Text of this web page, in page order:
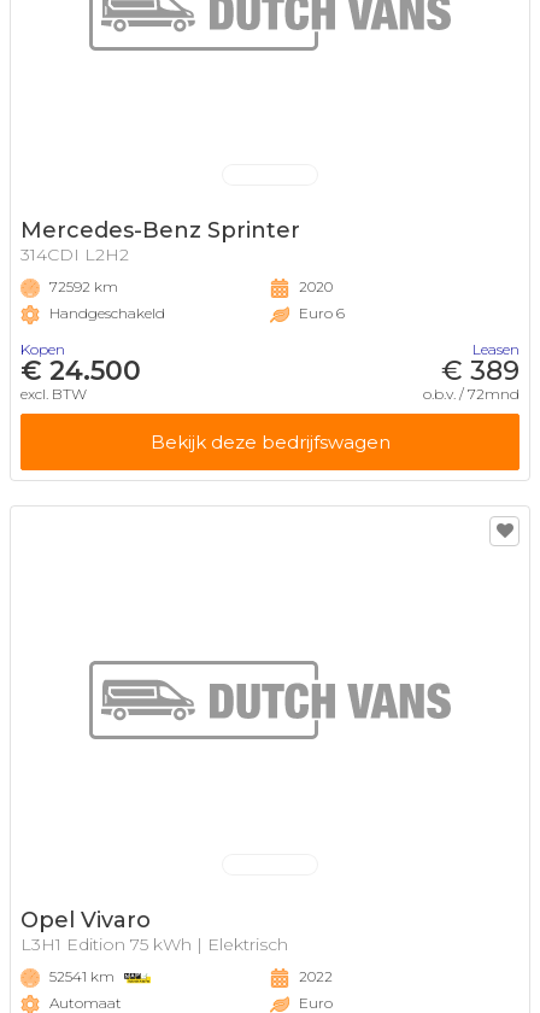
Mercedes-Benz Sprinter
314CDI L2H2
72592 km
Handgeschakeld
2020
Euro 6
Kopen
€ 24.500
excl. BTW
Leasen
€ 389
o.b.v. / 72mnd
Bekijk deze bedrijfswagen
Opel Vivaro
L3H1 Edition 75 kWh | Elektrisch
52541 km
Automaat
2022
Euro